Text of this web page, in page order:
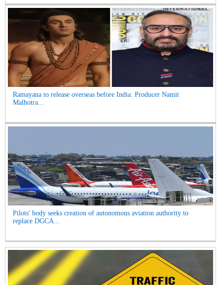
Ramayana to release overseas before India: Producer Namit
Malhotra...
Pilots' body seeks creation of autonomous aviation authority to
replace DGCA...